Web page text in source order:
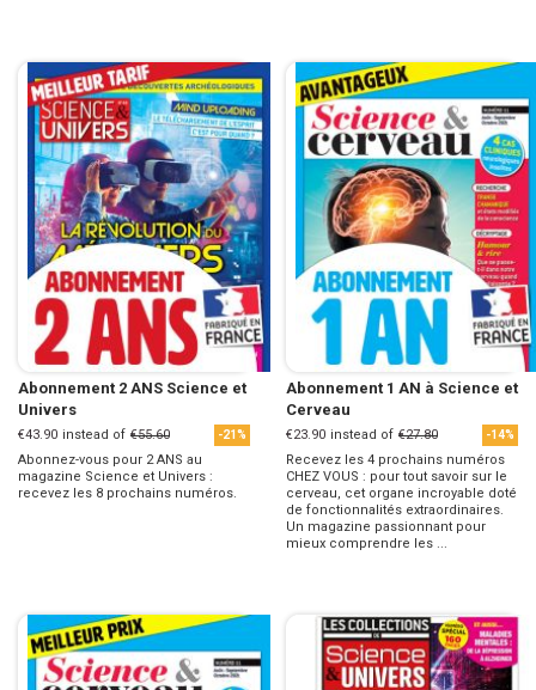
Abonnement 2 ANS Science et
Univers
€43.90 instead of €55.60 -21%
Abonnez-vous pour 2 ANS au
magazine Science et Univers :
recevez les 8 prochains numéros.
Abonnement 1 AN à Science et
Cerveau
€23.90 instead of €27.80 -14%
Recevez les 4 prochains numéros
CHEZ VOUS : pour tout savoir sur le
cerveau, cet organe incroyable doté
de fonctionnalités extraordinaires.
Un magazine passionnant pour
mieux comprendre les ...